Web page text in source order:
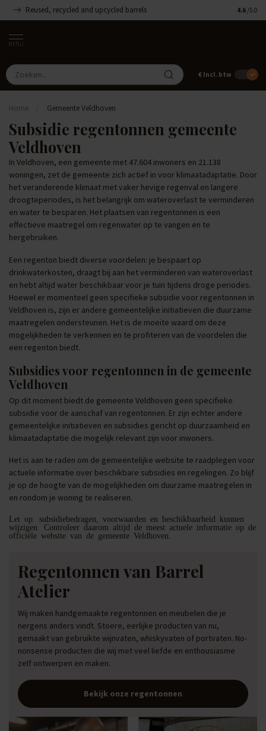
Reused, recycled and upcycled barrels 4.6 /5.0
MENU
€ Incl. btw
Home Gemeente Veldhoven
Subsidie regentonnen gemeente
Veldhoven
In Veldhoven, een gemeente met 47.604 inwoners en 21.138
woningen, zet de gemeente zich actief in voor klimaatadaptatie. Door
het veranderende klimaat met vaker hevige regenval en langere
droogteperiodes, is het belangrijk om wateroverlast te verminderen
en water te besparen. Het plaatsen van regentonnen is een
effectieve maatregel om regenwater op te vangen en te
hergebruiken.
Een regenton biedt diverse voordelen: je bespaart op
drinkwaterkosten, draagt bij aan het verminderen van wateroverlast
en hebt altijd water beschikbaar voor je tuin tijdens droge periodes.
Hoewel er momenteel geen specifieke subsidie voor regentonnen in
Veldhoven is, zijn er andere gemeentelijke initiatieven die duurzame
maatregelen ondersteunen. Het is de moeite waard om deze
mogelijkheden te verkennen en te profiteren van de voordelen die
een regenton biedt.
Subsidies voor regentonnen in de gemeente
Veldhoven
Op dit moment biedt de gemeente Veldhoven geen specifieke
subsidie voor de aanschaf van regentonnen. Er zijn echter andere
gemeentelijke initiatieven en subsidies gericht op duurzaamheid en
klimaatadaptatie die mogelijk relevant zijn voor inwoners.
Het is aan te raden om de gemeentelijke website te raadplegen voor
actuele informatie over beschikbare subsidies en regelingen. Zo blijf
je op de hoogte van de mogelijkheden om duurzame maatregelen in
en rondom je woning te realiseren.
Let op: subsidiebedragen, voorwaarden en beschikbaarheid kunnen
wijzigen. Controleer daarom altijd de meest actuele informatie op de
officiële website van de gemeente Veldhoven.
Regentonnen van Barrel
Atelier
Wij maken handgemaakte regentonnen en meubelen die je
nergens anders vindt. Stoere, eerlijke producten van nu,
gemaakt van gebruikte wijnvaten, whiskyvaten of portvaten. No-
nonsense producten die wij met veel liefde en enthousiasme
zelf ontwerpen en maken.
Bekijk onze regentonnen